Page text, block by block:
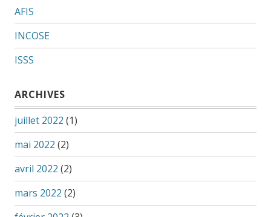
AFIS
INCOSE
ISSS
ARCHIVES
juillet 2022 (1)
mai 2022 (2)
avril 2022 (2)
mars 2022 (2)